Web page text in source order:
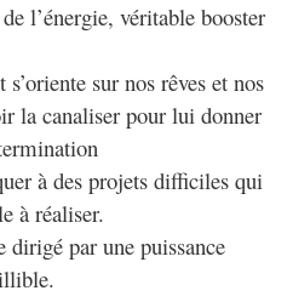
l’énergie, véritable booster
sur nos rêves et nos
la canaliser pour lui donner
à des projets difficiles qui
à réaliser.
dirigé par une puissance